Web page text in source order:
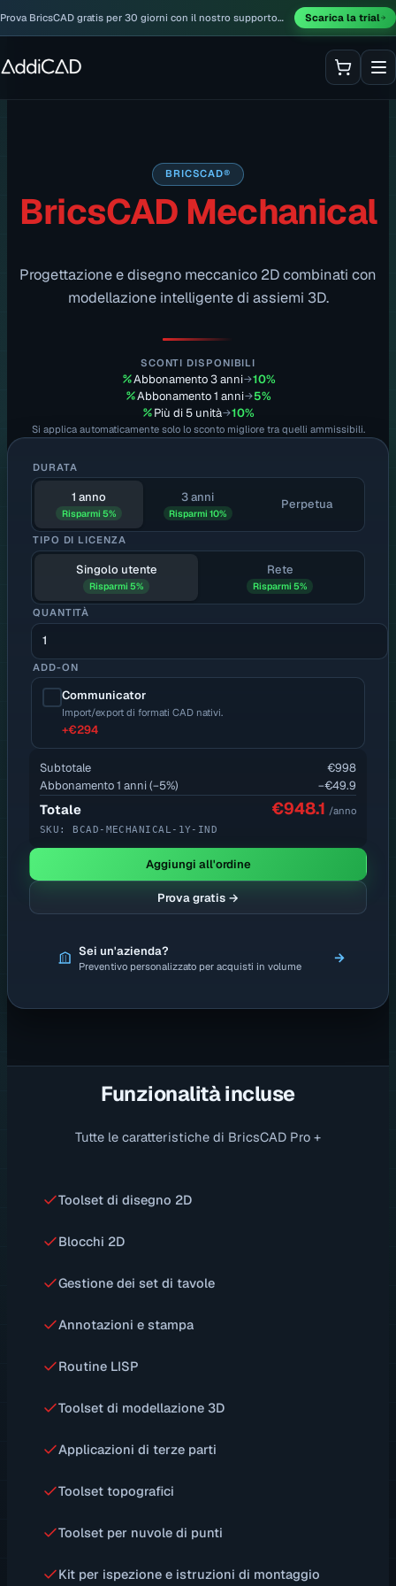
Prova BricsCAD gratis per 30 giorni con il nostro supporto
Scarica la trial
BRICSCAD®
BricsCAD Mechanical
Progettazione e disegno meccanico 2D combinati con
modellazione intelligente di assiemi 3D.
SCONTI DISPONIBILI
Abbonamento 3 anni→10%
Abbonamento 1 anni→5%
Più di 5 unità→10%
Si applica automaticamente solo lo sconto migliore tra quelli ammissibili.
DURATA
1 anno
Risparmi 5%
3 anni
Risparmi 10%
Perpetua
TIPO DI LICENZA
Singolo utente
Risparmi 5%
Rete
Risparmi 5%
QUANTITÀ
ADD-ON
Communicator
Import/export di formati CAD nativi.
+€294
Subtotale
€998
Abbonamento 1 anni(−5%) −€49.9
Totale €948.1 /anno
SKU: BCAD-MECHANICAL-1Y-IND
Aggiungi all'ordine
Prova gratis →
Sei un'azienda?
Preventivo personalizzato per acquisti in volume
→
Funzionalità incluse
Tutte le caratteristiche di BricsCAD Pro +
Toolset di disegno 2D
Blocchi 2D
Gestione dei set di tavole
Annotazioni e stampa
Routine LISP
Toolset di modellazione 3D
Applicazioni di terze parti
Toolset topografici
Toolset per nuvole di punti
Kit per ispezione e istruzioni di montaggio